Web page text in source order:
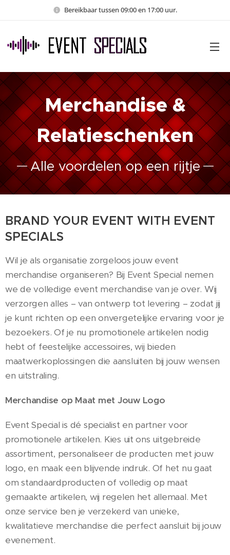
Bereikbaar tussen 09:00 en 17:00 uur.
Merchandise &
Relatieschenken
Alle voordelen op een rijtje
BRAND YOUR EVENT WITH EVENT
SPECIALS
Wil je als organisatie zorgeloos jouw event
merchandise organiseren? Bij Event Special nemen
we de volledige event merchandise van je over. Wij
verzorgen alles – van ontwerp tot levering – zodat jij
je kunt richten op een onvergetelijke ervaring voor je
bezoekers. Of je nu promotionele artikelen nodig
hebt of feestelijke accessoires, wij bieden
maatwerkoplossingen die aansluiten bij jouw wensen
en uitstraling.
Merchandise op Maat met Jouw Logo
Event Special is dé specialist en partner voor
promotionele artikelen. Kies uit ons uitgebreide
assortiment, personaliseer de producten met jouw
logo, en maak een blijvende indruk. Of het nu gaat
om standaardproducten of volledig op maat
gemaakte artikelen, wij regelen het allemaal. Met
onze service ben je verzekerd van unieke,
kwalitatieve merchandise die perfect aansluit bij jouw
evenement.